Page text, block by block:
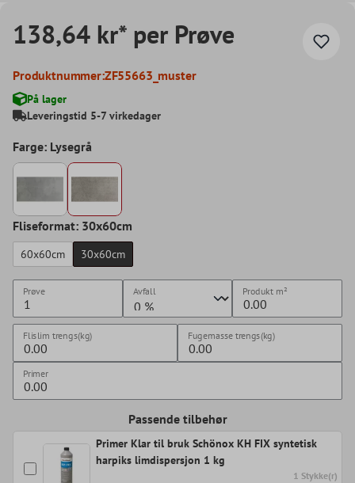
138,64 kr* per Prøve
Produktnummer:ZF55663_muster
På lager
Leveringstid 5-7 virkedager
Farge: Lysegrå
Fliseformat: 30x60cm
60x60cm 30x60cm
Prøve Avfall Produkt m²
Flislim trengs(kg) Fugemasse trengs(kg)
Primer
Passende tilbehør
Primer Klar til bruk Schönox KH FIX syntetisk
harpiks limdispersjon 1 kg
1 Stykke(r)